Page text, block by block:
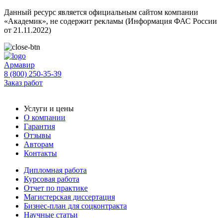
Данный ресурс является официальным сайтом компании
«Академик», не содержит рекламы (Информация ФАС России
от 21.11.2022)
Армавир
8 (800) 250-35-39
Заказ работ
Услуги и цены
О компании
Гарантия
Отзывы
Авторам
Контакты
Дипломная работа
Курсовая работа
Отчет по практике
Магистерская диссертация
Бизнес-план для соцконтракта
Научные статьи